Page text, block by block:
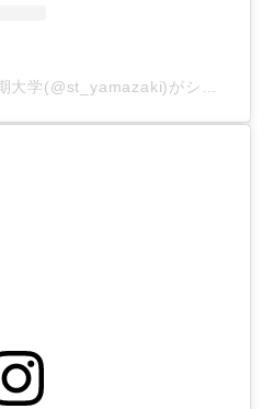
ヤマザキ動物看護専門職短期大学(@st_yamazaki)がシェアした投稿